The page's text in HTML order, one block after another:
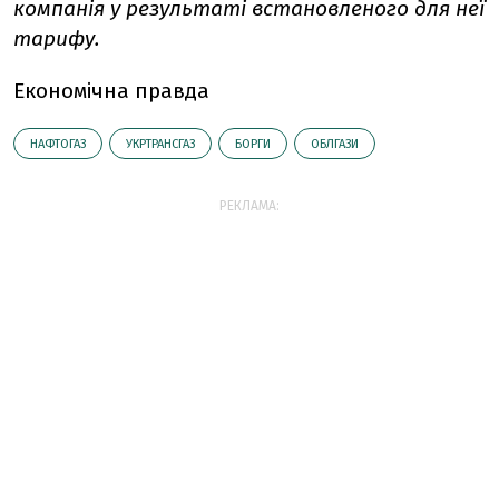
компанія у результаті встановленого для неї
тарифу.
Економічна правда
НАФТОГАЗ УКРТРАНСГАЗ БОРГИ ОБЛГАЗИ
РЕКЛАМА: